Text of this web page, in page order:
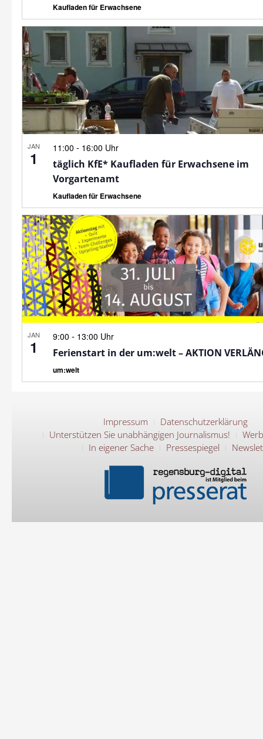
Kaufladen für Erwachsene
JAN
1
11:00 - 16:00 Uhr
täglich KfE* Kaufladen für Erwachsene im
Vorgartenamt
Kaufladen für Erwachsene
JAN
1
9:00 - 13:00 Uhr
Ferienstart in der um:welt – AKTION
um:welt
Impressum
Datenschutzerklärung
Unterstützen Sie unabhängigen Journalismus!
In eigener Sache
Pressespiegel